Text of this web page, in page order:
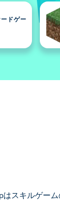
ドゲー
スキルゲーム